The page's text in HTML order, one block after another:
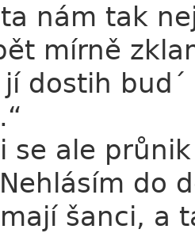
nám tak
mírně
dostih
se ale
do
šanci, a